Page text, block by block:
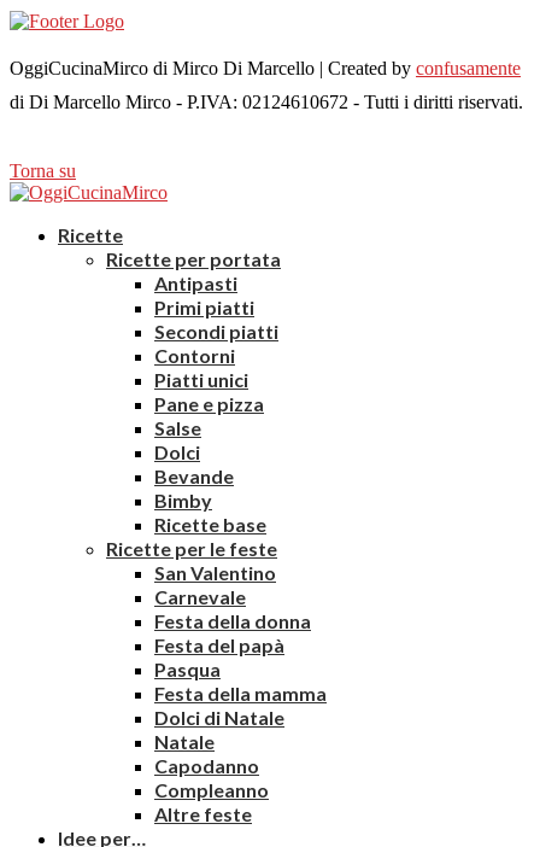
OggiCucinaMirco di Mirco Di Marcello | Created by confusamente
di Di Marcello Mirco - P.IVA: 02124610672 - Tutti i diritti riservati.
Torna su
Ricette
Ricette per portata
Antipasti
Primi piatti
Secondi piatti
Contorni
Piatti unici
Pane e pizza
Salse
Dolci
Bevande
Bimby
Ricette base
Ricette per le feste
San Valentino
Carnevale
Festa della donna
Festa del papà
Pasqua
Festa della mamma
Dolci di Natale
Natale
Capodanno
Compleanno
Altre feste
Idee per…